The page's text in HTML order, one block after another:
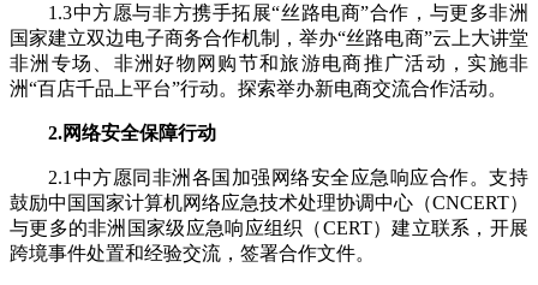
1.3中方愿与非方携手拓展“丝路电商”合作，与更多非洲
国家建立双边电子商务合作机制，举办“丝路电商”云上大讲堂
非洲专场、非洲好物网购节和旅游电商推广活动，实施非
洲“百店千品上平台”行动。探索举办新电商交流合作活动。
2.网络安全保障行动
2.1中方愿同非洲各国加强网络安全应急响应合作。支持
鼓励中国国家计算机网络应急技术处理协调中心（CNCERT）
与更多的非洲国家级应急响应组织（CERT）建立联系，开展
跨境事件处置和经验交流，签署合作文件。